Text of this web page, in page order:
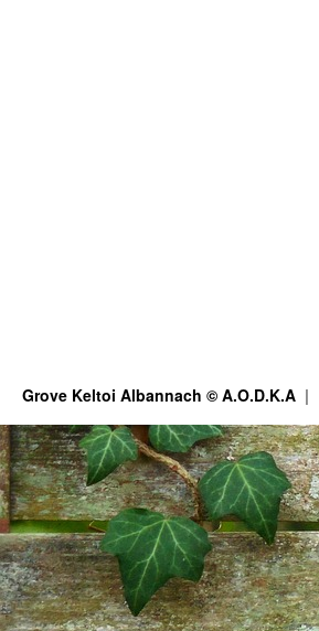
Grove Keltoi Albannach © A.O.D.K.A